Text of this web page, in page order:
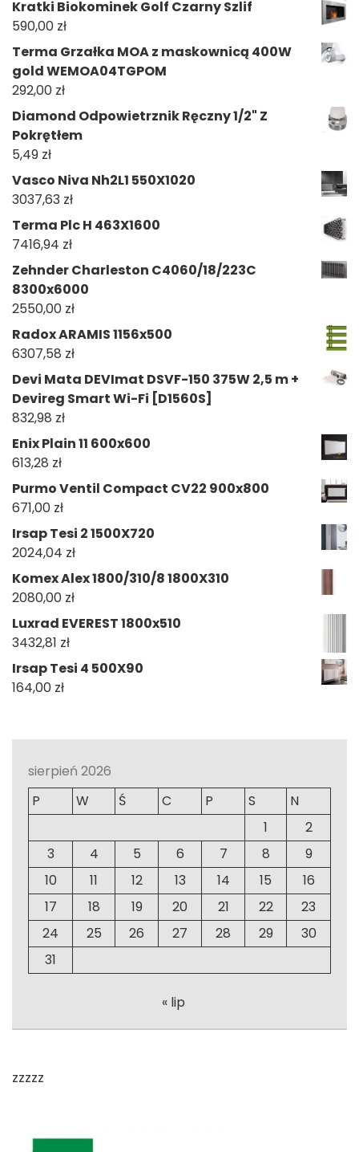
Kratki Biokominek Golf Czarny Szlif
590,00 zł
Terma Grzałka MOA z maskownicą 400W
gold WEMOA04TGPOM
292,00 zł
Diamond Odpowietrznik Ręczny 1/2" Z
Pokrętłem
5,49 zł
Vasco Niva Nh2L1 550X1020
3037,63 zł
Terma Plc H 463X1600
7416,94 zł
Zehnder Charleston C4060/18/223C
8300x6000
2550,00 zł
Radox ARAMIS 1156x500
6307,58 zł
Devi Mata DEVImat DSVF-150 375W 2,5 m +
Devireg Smart Wi-Fi [D1560S]
832,98 zł
Enix Plain 11 600x600
613,28 zł
Purmo Ventil Compact CV22 900x800
671,00 zł
Irsap Tesi 2 1500X720
2024,04 zł
Komex Alex 1800/310/8 1800X310
2080,00 zł
Luxrad EVEREST 1800x510
3432,81 zł
Irsap Tesi 4 500X90
164,00 zł
sierpień 2026
P
W Ś C P S
N
1
2
3
4 5 6 7 8
9
10
11 12 13 14 15
16
17
18 19 20 21 22
23
24
25 26 27 28 29
30
31
« lip
zzzzz